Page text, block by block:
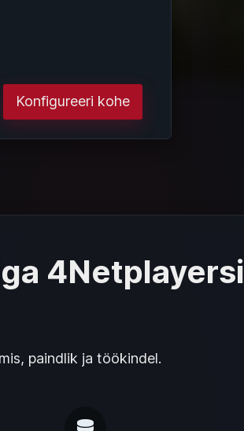
Konfigureeri kohe
4Netplayersi
paindlik ja töökindel.